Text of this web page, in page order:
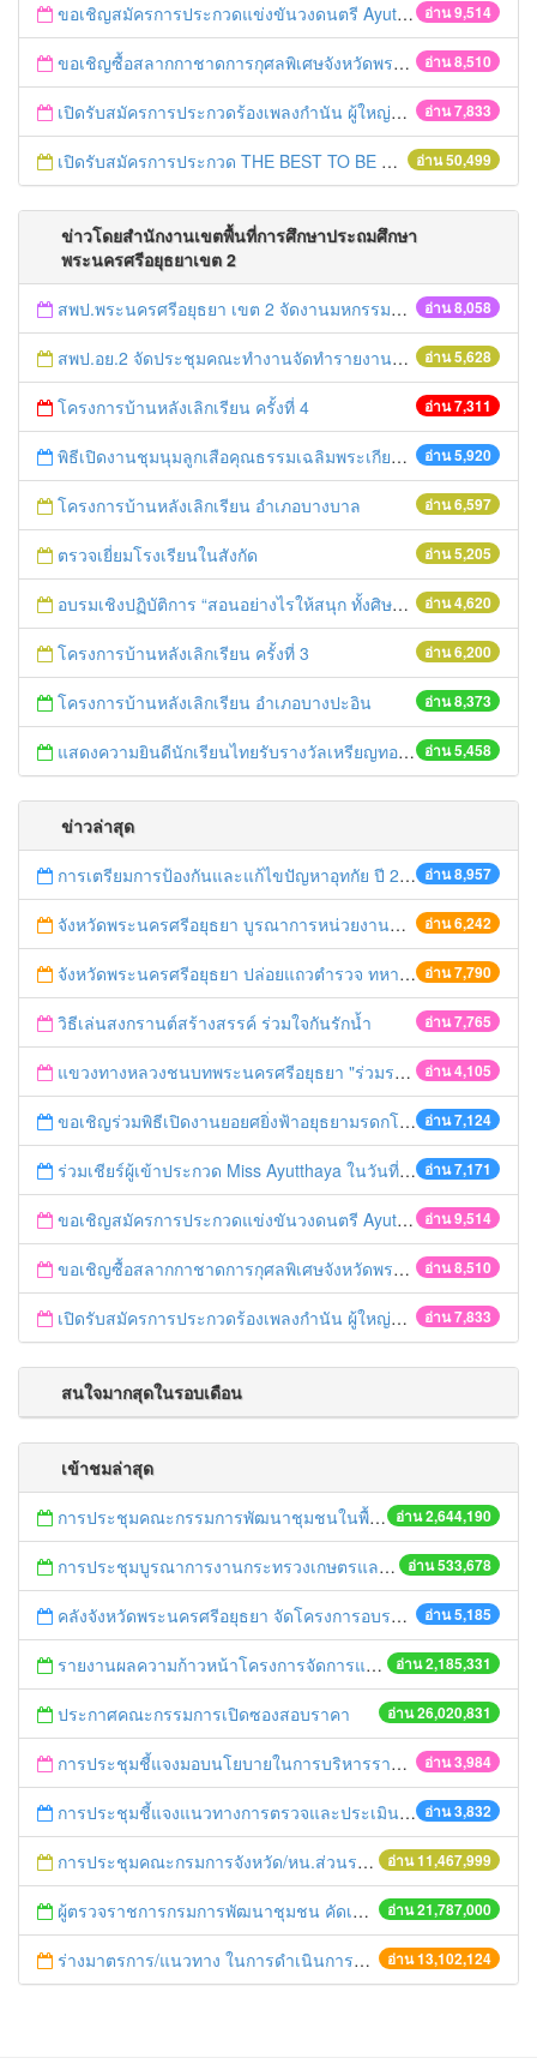
อ่าน 9,514
ขอเชิญสมัครการประกวดแข่งขันวงดนตรี Ayutthaya battle of the bands
อ่าน 8,510
ขอเชิญซื้อสลากกาชาดการกุศลพิเศษจังหวัดพระนครศรีอยุธยา 2560
อ่าน 7,833
เปิดรับสมัครการประกวดร้องเพลงกำนัน ผู้ใหญ่บ้าน ฯลฯ
อ่าน 50,499
เปิดรับสมัครการประกวด THE BEST TO BE NUMBER ONE
ข่าวโดยสำนักงานเขตพื้นที่การศึกษาประถมศึกษา
พระนครศรีอยุธยาเขต 2
อ่าน 8,058
สพป.พระนครศรีอยุธยา เขต 2 จัดงานมหกรรมการศึกษาอยุธยาสู่อาเซียน
อ่าน 5,628
สพป.อย.2 จัดประชุมคณะทำงานจัดทำรายงานและติดตามประเมินผลการควบคุมภายใน
อ่าน 7,311
โครงการบ้านหลังเลิกเรียน ครั้งที่ 4
อ่าน 5,920
พิธีเปิดงานชุมนุมลูกเสือคุณธรรมเฉลิมพระเกียรติองค์พระประมุข ครั้งที่ ๔
อ่าน 6,597
โครงการบ้านหลังเลิกเรียน อำเภอบางบาล
อ่าน 5,205
ตรวจเยี่ยมโรงเรียนในสังกัด
อ่าน 4,620
อบรมเชิงปฏิบัติการ “สอนอย่างไรให้สนุก ทั้งศิษย์และครูประทับใจ”
อ่าน 6,200
โครงการบ้านหลังเลิกเรียน ครั้งที่ 3
อ่าน 8,373
โครงการบ้านหลังเลิกเรียน อำเภอบางปะอิน
อ่าน 5,458
แสดงความยินดีนักเรียนไทยรับรางวัลเหรียญทองการแข่งขันคณิตศาสตร์โลก
ข่าวล่าสุด
อ่าน 8,957
การเตรียมการป้องกันและแก้ไขปัญหาอุทกัย ปี 2561
อ่าน 6,242
จังหวัดพระนครศรีอยุธยา บูรณาการหน่วยงานที่เกี่ยวข้อง ลงพื้นที่จัดระเบียบและดำเนินมาตรการตามบทลงโทษสูงสุดกับผู้ประกอบการร้านค้าที่ยังฝ่าฝืนตั้งร้านค้ารุกล้ำเขตพื้นที่ทางหลวง เตรียมความปลอดภัยก่อนเทศกาลสงกรานต์
อ่าน 7,790
จังหวัดพระนครศรีอยุธยา ปล่อยแถวตำรวจ ทหาร ฝ่ายปกครอง กว่า 100 นาย ตรวจเข้มท่ารถสาธารณะ สถานีขนส่งรถโดยสาร วินรถตู้ และสถานีรถไฟ เตรียมรับมือเทศกาลสงกรานต์
อ่าน 7,765
วิธีเล่นสงกรานต์สร้างสรรค์ ร่วมใจกันรักน้ำ
อ่าน 4,105
แขวงทางหลวงชนบทพระนครศรีอยุธยา "ร่วมรณรงค์ ขับช้า เปิดไฟหน้า คาดเข็มขัด" เทศกาลสงกรานต์ ปี 2561
อ่าน 7,124
ขอเชิญร่วมพิธีเปิดงานยอยศยิ่งฟ้าอยุธยามรดกโลก
อ่าน 7,171
ร่วมเชียร์ผู้เข้าประกวด Miss Ayutthaya ในวันที่ 15 ธันวาคม 2560
อ่าน 9,514
ขอเชิญสมัครการประกวดแข่งขันวงดนตรี Ayutthaya battle of the bands
อ่าน 8,510
ขอเชิญซื้อสลากกาชาดการกุศลพิเศษจังหวัดพระนครศรีอยุธยา 2560
อ่าน 7,833
เปิดรับสมัครการประกวดร้องเพลงกำนัน ผู้ใหญ่บ้าน ฯลฯ
สนใจมากสุดในรอบเดือน
เข้าชมล่าสุด
อ่าน 2,644,190
การประชุมคณะกรรมการพัฒนาชุมชนในพื้นที่รอบโรงไฟฟ้า (คพรฟ.) ครั้งที่ 2/2558 กองทุนพัฒนาไฟฟ้าบริษัท โรจนะเพาเวอร์ จำกัด
อ่าน 533,678
การประชุมบูรณาการงานกระทรวงเกษตรและสหกรณ์สู่การปฏิบัติในระดับพื้นที่ ครั้งที่1/2558
อ่าน 5,185
คลังจังหวัดพระนครศรีอยุธยา จัดโครงการอบรมพัฒนาศักยภาพการปฏิบัติงานด้านบัญชีของส่วนราชการในส่งภูมิภาค
อ่าน 2,185,331
รายงานผลความก้าวหน้าโครงการจัดการแก้ไขปัญหาขยะ สัปดาห์ที่ 9/2558
อ่าน 26,020,831
ประกาศคณะกรรมการเปิดซองสอบราคา
อ่าน 3,984
การประชุมชี้แจงมอบนโยบายในการบริหารราชการจังหวัด
อ่าน 3,832
การประชุมชี้แจงแนวทางการตรวจและประเมินผลภาคราชการ
อ่าน 11,467,999
การประชุมคณะกรมการจังหวัด/หน.ส่วนราชการประจำเดือน มิถุนายน 2558
อ่าน 21,787,000
ผู้ตรวจราชการกรมการพัฒนาชุมชน คัดเลือกข้าราชการและลูกจ้างดีเด่น และหน่วยงานพัฒนาชุมชนใสสะอาด ประจำปี ๒๕๕๔
อ่าน 13,102,124
ร่างมาตรการ/แนวทาง ในการดำเนินการประกอบการตรวจราชการแบบบูรณาการ